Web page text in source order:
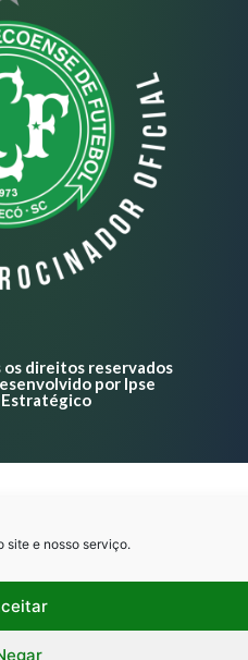
site e nosso serviço.
direitos reservados
por Ipse